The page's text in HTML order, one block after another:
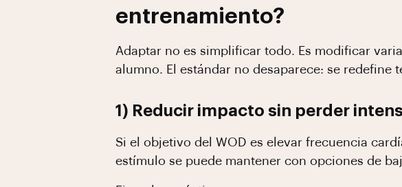
entrenamiento?
Adaptar no es simplificar todo. Es modificar
alumno. El estándar no desaparece: se
1) Reducir impacto sin perder
Si el objetivo del WOD es elevar frecuencia
estímulo se puede mantener con opciones de